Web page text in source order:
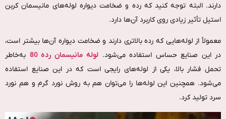
دارند. البته توجه کنید که رده و ضخامت دیواره لوله‌های مانیسمان کربن
استیل تأثیر زیادی روی کاربرد آن‌ها دارد.
معمولاً از لوله‌هایی که رده بالاتری دارند و ضخامت دیواره آن‌ها بیشتر است،
در این صنایع حساس استفاده می‌شود. لوله مانیسمان رده 80
به‌خاطر
تحمل فشار بالا، یکی از لوله‌های رایجی است که در این صنایع استفاده
می‌شود. همچنین این لوله‌ها را می‌توان هم به روش نورد گرم و هم نورد
سرد تولید کرد.